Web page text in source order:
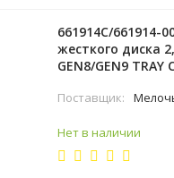
661914C/661914-
жесткого диска
GEN8/GEN9 TRAY
Поставщик: Мелочь для
Нет в наличии